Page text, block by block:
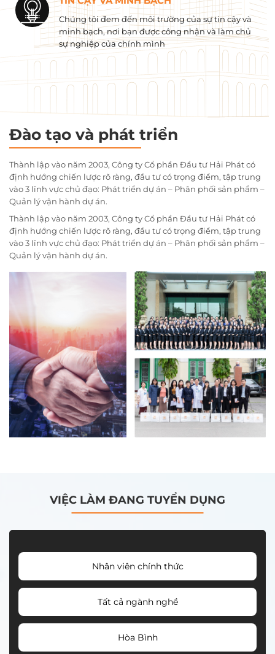
Chúng tôi đem đến môi trường của sự tin cậy và
minh bạch, nơi bạn được công nhận và làm chủ
sự nghiệp của chính mình
Đào tạo và phát triển
Thành lập vào năm 2003, Công ty Cổ phần Đầu tư Hải Phát có
định hướng chiến lược rõ ràng, đầu tư có trọng điểm, tập trung
vào 3 lĩnh vực chủ đạo: Phát triển dự án – Phân phối sản phẩm –
Quản lý vận hành dự án.
Thành lập vào năm 2003, Công ty Cổ phần Đầu tư Hải Phát có
định hướng chiến lược rõ ràng, đầu tư có trọng điểm, tập trung
vào 3 lĩnh vực chủ đạo: Phát triển dự án – Phân phối sản phẩm –
Quản lý vận hành dự án.
VIỆC LÀM ĐANG TUYỂN DỤNG
Nhân viên chính thức
Tất cả ngành nghề
Hòa Bình